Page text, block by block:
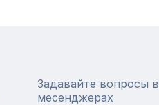
Задавайте вопросы в
месенджерах